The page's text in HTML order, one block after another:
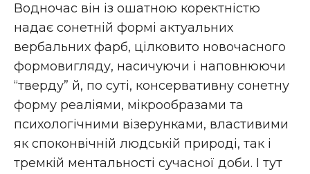
Водночас він із ошатною коректністю
надає сонетній формі актуальних
вербальних фарб, цілковито новочасного
формовигляду, насичуючи і наповнюючи
“тверду” й, по суті, консервативну сонетну
форму реаліями, мікрообразами та
психологічними візерунками, властивими
як споконвічній людській природі, так і
тремкій ментальності сучасної доби. І тут